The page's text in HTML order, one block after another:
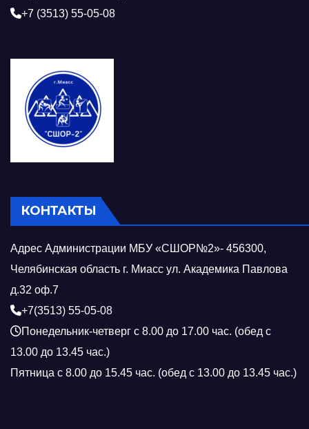
+7 (3513) 55-05-08
КОНТАКТЫ
Адрес Администрации МБУ «СШОР№2»- 456300,
Челябинская область г. Миасс ул. Академика Павлова
д.32 оф.7
+7(3513) 55-05-08
Понедельник-четверг с 8.00 до 17.00 час. (обед с
13.00 до 13.45 час.)
Пятница с 8.00 до 15.45 час. (обед с 13.00 до 13.45 час.)